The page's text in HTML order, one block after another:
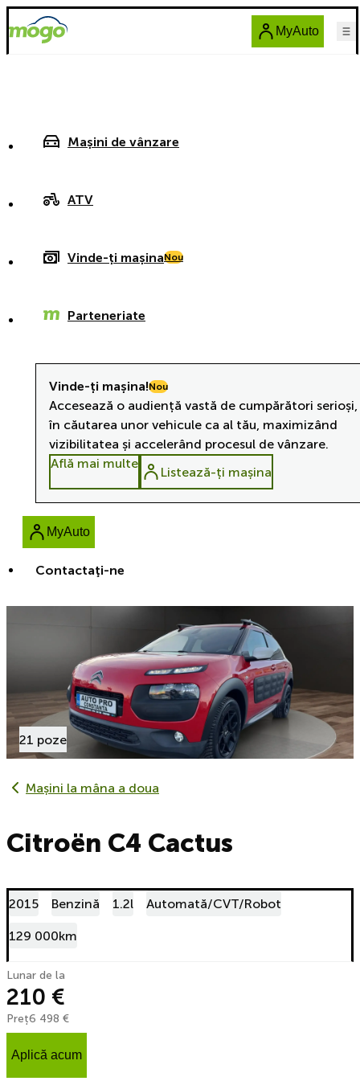
MyAuto
Mașini de vânzare
ATV
Vinde-ți mașinaNou
Parteneriate
Contactaţi-ne
Vinde-ți mașina!Nou
Accesează o audiență vastă de cumpărători
în căutarea unor vehicule ca al tău, maximizând
vizibilitatea și accelerând procesul de vânzare.
Află mai multe
Listează-ți mașina
MyAuto
21 poze
Mașini la mâna a doua
Citroën C4 Cactus
2015 Benzină 1.2l Automată/CVT/Robot
129 000km
Lunar de la
210 €
Preț6 498 €
Aplică acum